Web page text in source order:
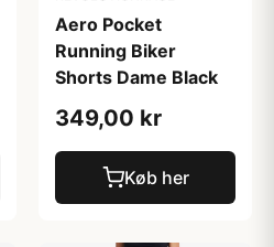
Aero Pocket
Running Biker
Shorts Dame Black
349,00 kr
Køb her